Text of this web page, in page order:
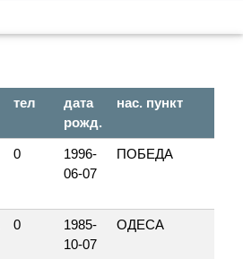
тел
дата
рожд.
нас. пункт
0
1996-
06-07
ПОБЕДА
0
1985-
10-07
ОДЕСА